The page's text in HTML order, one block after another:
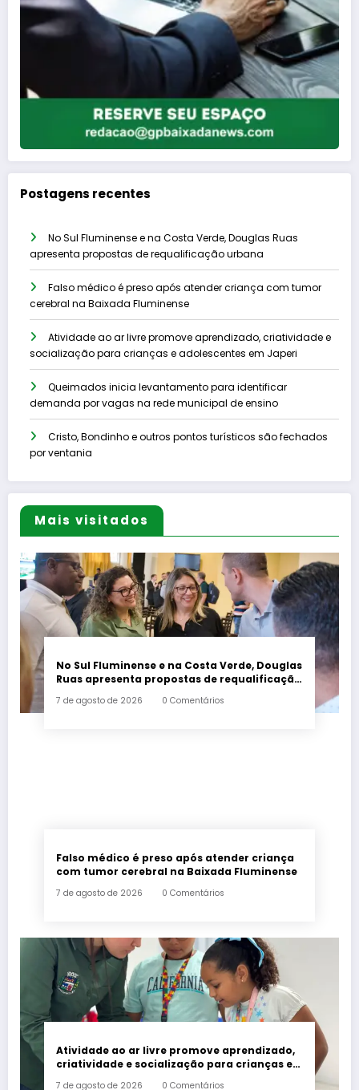
Postagens recentes
No Sul Fluminense e na Costa Verde, Douglas Ruas
apresenta propostas de requalificação urbana
Falso médico é preso após atender criança com tumor
cerebral na Baixada Fluminense
Atividade ao ar livre promove aprendizado, criatividade e
socialização para crianças e adolescentes em Japeri
Queimados inicia levantamento para identificar
demanda por vagas na rede municipal de ensino
Cristo, Bondinho e outros pontos turísticos são fechados
por ventania
Mais visitados
No Sul Fluminense e na Costa Verde, Douglas
Ruas apresenta propostas de requalificação
7 de agosto de 2026 0 Comentários
Falso médico é preso após atender criança
com tumor cerebral na Baixada Fluminense
7 de agosto de 2026 0 Comentários
Atividade ao ar livre promove aprendizado,
criatividade e socialização para crianças e
7 de agosto de 2026 0 Comentários